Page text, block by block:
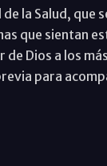
la Salud,
que sientan
Dios a los
para